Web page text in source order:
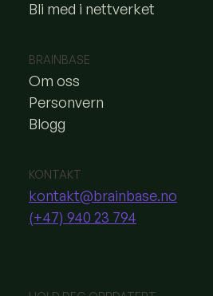
Bli med i nettverket
BRAINBASE
Om oss
Personvern
Blogg
KONTAKT
kontakt@brainbase.no
(+47) 940 23 794